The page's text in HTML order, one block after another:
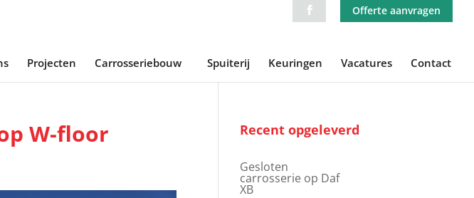
Offerte aanvragen
Projecten Carrosseriebouw Spuiterij Keuringen Vacatures Contact
W-floor Recent opgeleverd
Gesloten
carrosserie op Daf
XB